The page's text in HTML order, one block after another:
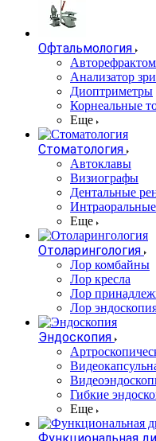
Офтальмология
Анализатор
Диоптриметры
Корнеальные
Еще
Стоматология
Автоклавы
Визиографы
Дентальные
Еще
Отоларингология
Лор комбайны
Лор кресла
Лор
Лор
Эндоскопия
Гибкие
Еще